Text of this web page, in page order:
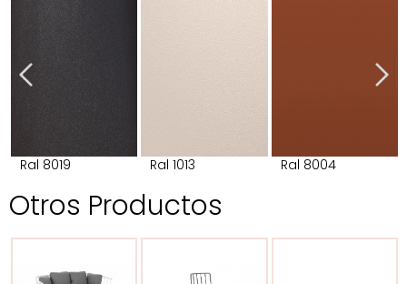
Ral 8019 Ral 1013 Ral 8004
Otros Productos